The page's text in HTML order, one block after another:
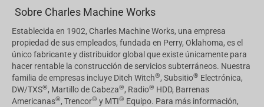
Sobre Charles Machine Works
Establecida en 1902, Charles Machine Works, una empresa
propiedad de sus empleados, fundada en Perry, Oklahoma, es el
único fabricante y distribuidor global que existe únicamente para
hacer rentable la construcción de servicios subterráneos. Nuestra
familia de empresas incluye Ditch Witch®, Subsitio® Electrónica,
DW/TXS®, Martillo de Cabeza®, Radio® HDD, Barrenas
Americanas®, Trencor® y MTI® Equipo. Para más información,